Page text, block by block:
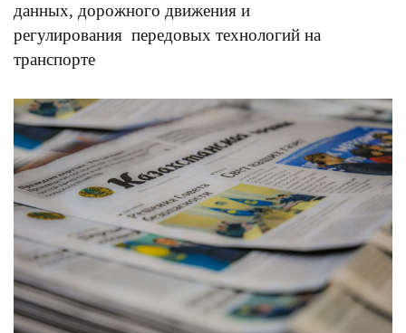
данных, дорожного движения и
регулирования передовых технологий на
транспорте